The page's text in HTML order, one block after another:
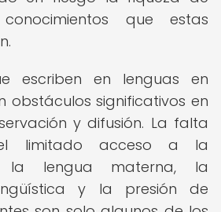
que estas
escriben en lenguas en
obstáculos significativos en
y difusión. La falta
limitado acceso a la
la lengua materna, la
y la presión de